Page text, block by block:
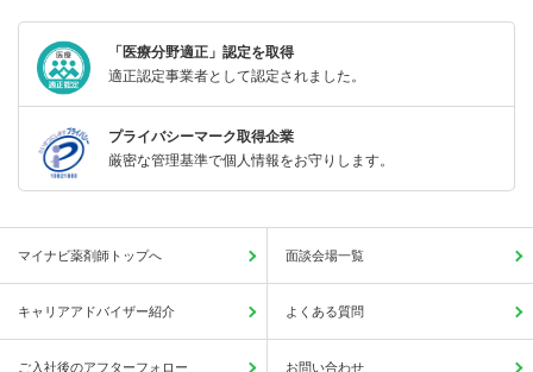
「医療分野適正」認定を取得
適正認定事業者として認定されました。
プライバシーマーク取得企業
厳密な管理基準で個人情報をお守りします。
マイナビ薬剤師トップへ 面談会場一覧
キャリアアドバイザー紹介 よくある質問
ご入社後のアフターフォロー お問い合わせ